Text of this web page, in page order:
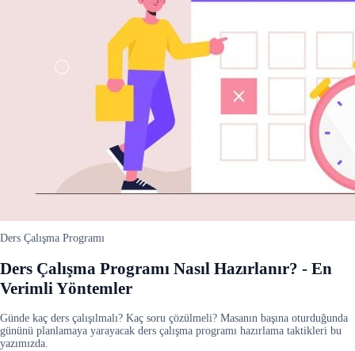
Ders Çalışma Programı
Ders Çalışma Programı Nasıl Hazırlanır? - En
Verimli Yöntemler
Günde kaç ders çalışılmalı? Kaç soru çözülmeli? Masanın başına oturduğunda
gününü planlamaya yarayacak ders çalışma programı hazırlama taktikleri bu
yazımızda.